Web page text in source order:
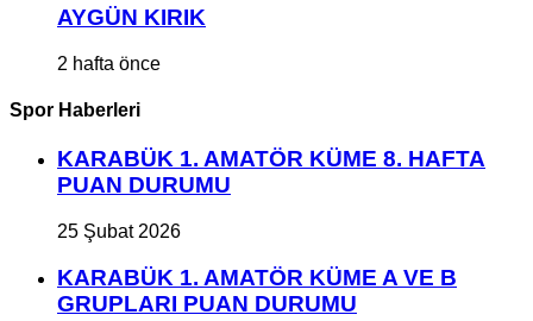
AYGÜN KIRIK
2 hafta önce
Spor Haberleri
KARABÜK 1. AMATÖR KÜME 8. HAFTA
PUAN DURUMU
25 Şubat 2026
KARABÜK 1. AMATÖR KÜME A VE B
GRUPLARI PUAN DURUMU